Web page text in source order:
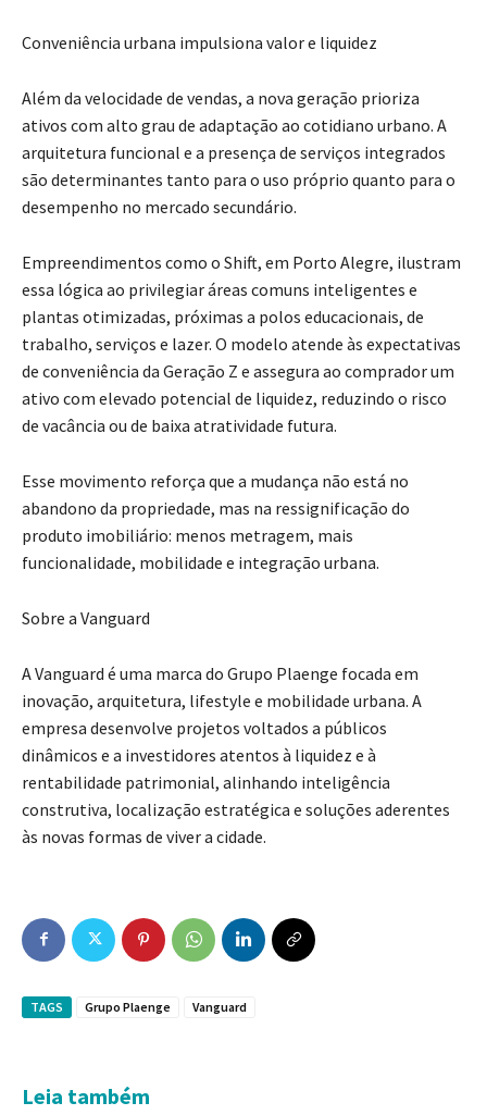
Conveniência urbana impulsiona valor e liquidez
Além da velocidade de vendas, a nova geração prioriza
ativos com alto grau de adaptação ao cotidiano urbano. A
arquitetura funcional e a presença de serviços integrados
são determinantes tanto para o uso próprio quanto para o
desempenho no mercado secundário.
Empreendimentos como o Shift, em Porto Alegre, ilustram
essa lógica ao privilegiar áreas comuns inteligentes e
plantas otimizadas, próximas a polos educacionais, de
trabalho, serviços e lazer. O modelo atende às expectativas
de conveniência da Geração Z e assegura ao comprador um
ativo com elevado potencial de liquidez, reduzindo o risco
de vacância ou de baixa atratividade futura.
Esse movimento reforça que a mudança não está no
abandono da propriedade, mas na ressignificação do
produto imobiliário: menos metragem, mais
funcionalidade, mobilidade e integração urbana.
Sobre a Vanguard
A Vanguard é uma marca do Grupo Plaenge focada em
inovação, arquitetura, lifestyle e mobilidade urbana. A
empresa desenvolve projetos voltados a públicos
dinâmicos e a investidores atentos à liquidez e à
rentabilidade patrimonial, alinhando inteligência
construtiva, localização estratégica e soluções aderentes
às novas formas de viver a cidade.
TAGS Grupo Plaenge Vanguard
Leia também